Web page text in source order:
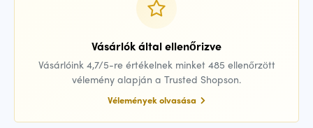
Vásárlók által ellenőrizve
Vásárlóink 4,7/5-re értékelnek minket 485 ellenőrzött
vélemény alapján a Trusted Shopson.
Vélemények olvasása